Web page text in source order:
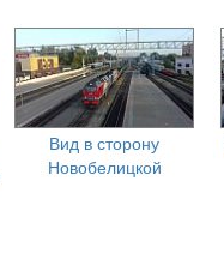
Вид в сторону
Новобелицкой